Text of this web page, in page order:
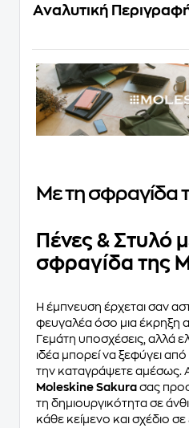
Αναλυτική
Με τη σφραγίδα
Πένες & Στυλό
σφραγίδα της
Η έμπνευση έρχεται σαν
φευγαλέα όσο μια έκρηξη
Γεμάτη υποσχέσεις, αλλά
ιδέα μπορεί να ξεφύγει
την καταγράψετε αμέσως.
Moleskine Sakura σας
τη δημιουργικότητα σε
κάθε κείμενο και σχέδιο